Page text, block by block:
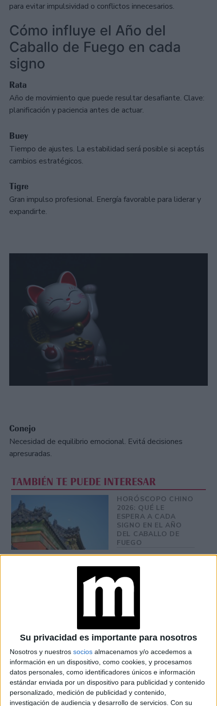
Su privacidad es importante para nosotros
Nosotros y nuestros socios almacenamos y/o accedemos a
información en un dispositivo, como cookies, y procesamos
datos personales, como identificadores únicos e información
estándar enviada por un dispositivo para publicidad y contenido
personalizado, medición de publicidad y contenido,
investigación de audiencia y desarrollo de servicios. Con su
para evitar impulsividad o conflictos innecesarios.
Cómo influye el Año del
Caballo de Fuego en cada
signo
Rata
Año de movimiento que puede resultar desafiante. Clave:
planificación y paciencia antes de actuar.
Buey
Tiempo de ajustes. La estabilidad será posible si aceptás
cambios estratégicos.
Tigre
Gran impulso profesional. Energía favorable para liderar y
expandirte.
Conejo
Necesidad de equilibrio emocional. Evitá decisiones
apresuradas.
TAMBIÉN TE PUEDE INTERESAR
HORÓSCOPO CHINO
2026: QUÉ LE
ESPERA A CADA
SIGNO EN EL AÑO
DEL CABALLO DE
FUEGO
AÑO NUEVO CHINO
2025: COMIENZA EL
AÑO DE LA
SERPIENTE DE
MADERA Y ESTO ES
Dragón
Año potente para consolidar proyectos. Visibilidad y
reconocimiento.
Serpiente